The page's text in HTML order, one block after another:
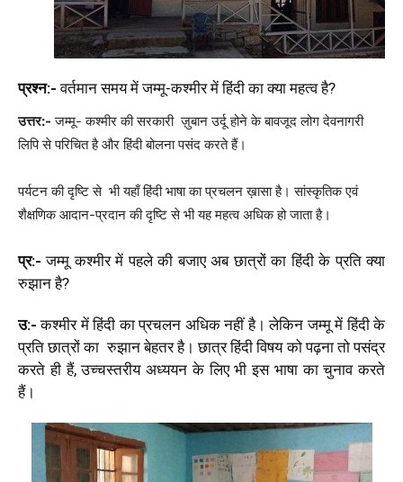
प्रश्न:- वर्तमान समय में जम्मू-कश्मीर में हिंदी का क्या महत्व है?
उत्तर:- जम्मू- कश्मीर की सरकारी ज़ुबान उर्दू होने के बावजूद लोग देवनागरी
लिपि से परिचित है और हिंदी बोलना पसंद करते हैं।
पर्यटन की दृष्टि से भी यहाँ हिंदी भाषा का प्रचलन ख़ासा है। सांस्कृतिक एवं
शैक्षणिक आदान-प्रदान की दृष्टि से भी यह महत्व अधिक हो जाता है।
प्र:- जम्मू कश्मीर में पहले की बजाए अब छात्रों का हिंदी के प्रति क्या
रुझान है?
उ:- कश्मीर में हिंदी का प्रचलन अधिक नहीं है। लेकिन जम्मू में हिंदी के
प्रति छात्रों का रुझान बेहतर है। छात्र हिंदी विषय को पढ़ना तो पसंद्र
करते ही हैं, उच्चस्तरीय अध्ययन के लिए भी इस भाषा का चुनाव करते
हैं।